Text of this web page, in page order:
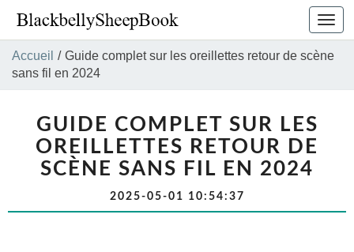
la
Accueil / Guide complet sur les oreillettes retour de scène
sans fil en 2024
GUIDE COMPLET SUR LES
OREILLETTES RETOUR DE
SCÈNE SANS FIL EN 2024
2025-05-01 10:54:37